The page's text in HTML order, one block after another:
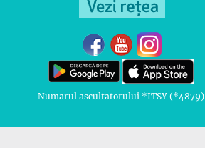
Numarul ascultatorului *ITSY (*4879)